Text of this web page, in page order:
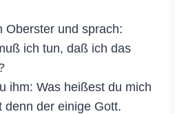
Oberster und sprach:
ich tun, daß ich das
ihm: Was heißest du mich
denn der einige Gott.